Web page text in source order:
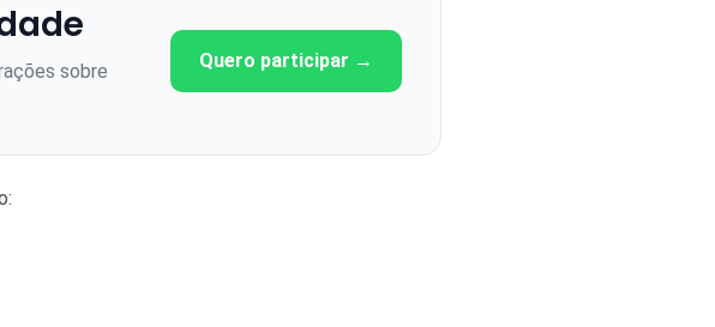
sobre
Quero participar →